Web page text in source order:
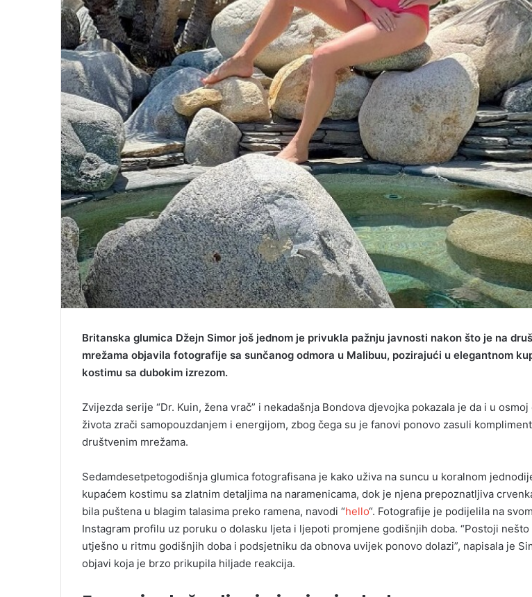
​Britanska glumica Džejn Simor još jednom je privukla pažnju javnosti nakon što je na
mrežama objavila fotografije sa sunčanog odmora u Malibuu, pozirajući u elegantnom
kostimu sa dubokim izrezom.
Zvijezda serije “Dr. Kuin, žena vrač” i nekadašnja Bondova djevojka pokazala je da i u
života zrači samopouzdanjem i energijom, zbog čega su je fanovi ponovo zasuli
društvenim mrežama.
Sedamdesetpetogodišnja glumica fotografisana je kako uživa na suncu u koralnom
kupaćem kostimu sa zlatnim detaljima na naramenicama, dok je njena prepoznatljiva
bila puštena u blagim talasima preko ramena, navodi “hello“. Fotografije je podijelila na svom
Instagram profilu uz poruku o dolasku ljeta i ljepoti promjene godišnjih doba. “Postoji nešto
utješno u ritmu godišnjih doba i podsjetniku da obnova uvijek ponovo dolazi”, napisala je
objavi koja je brzo prikupila hiljade reakcija.